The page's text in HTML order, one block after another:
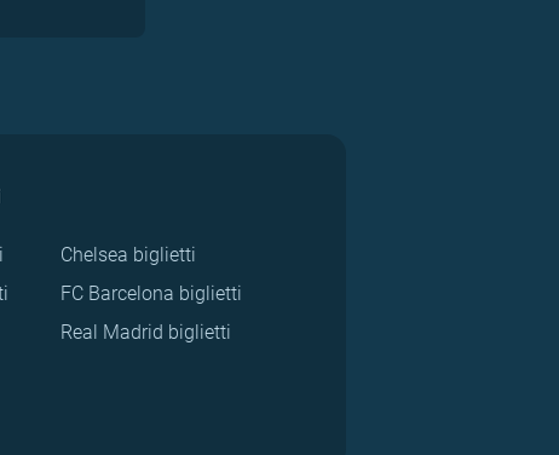
Chelsea biglietti
FC Barcelona biglietti
Real Madrid biglietti